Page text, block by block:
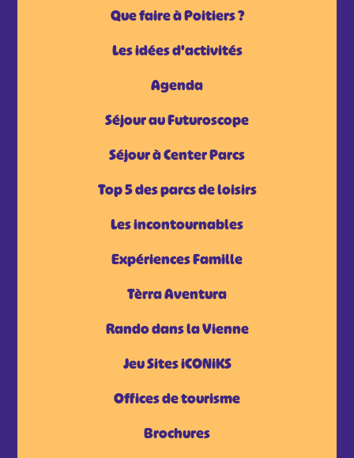
Que faire à Poitiers ?
Les idées d'activités
Agenda
Séjour au Futuroscope
Séjour à Center Parcs
Top 5 des parcs de loisirs
Les incontournables
Expériences Famille
Tèrra Aventura
Rando dans la Vienne
Jeu Sites iCONiKS
Offices de tourisme
Brochures